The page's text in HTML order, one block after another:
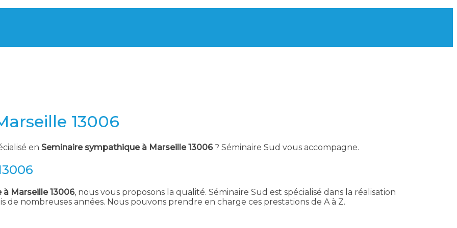
13006
en Seminaire sympathique à Marseille 13006? Séminaire Sud vous accompagne.
Marseille 13006, nous vous proposons la qualité. Séminaire Sud est spécialisé dans la réalisation
nombreuses années. Nous pouvons prendre en charge ces prestations de A à Z.